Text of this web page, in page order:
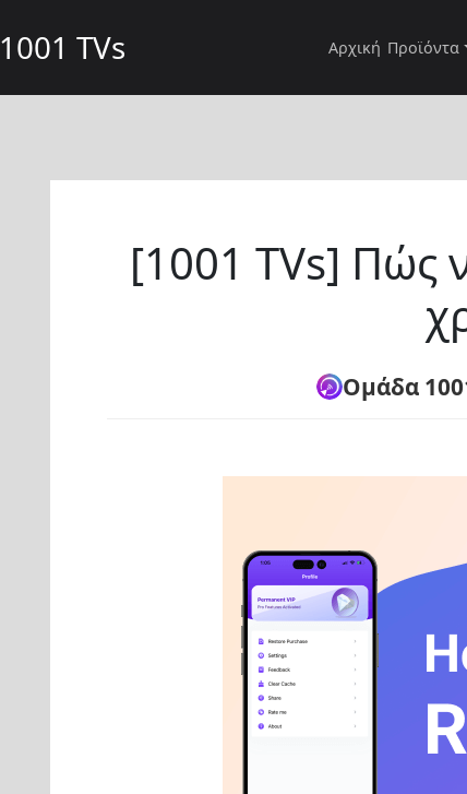
1001 TVs Αρχική Προϊόντα
[1001 TVs] Πώς
Ομάδα